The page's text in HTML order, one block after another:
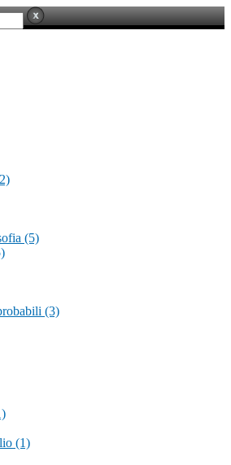
(5)
(3)
(1)